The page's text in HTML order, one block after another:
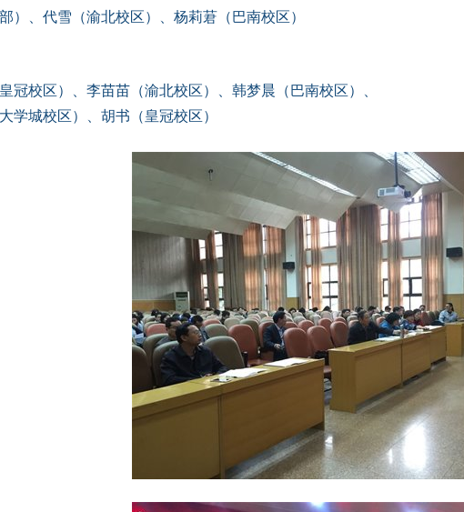
）、代雪（渝北校区）、杨莉莙（巴南校区）
冠校区）、李苗苗（渝北校区）、韩梦晨（巴南校区）、
学城校区）、胡书（皇冠校区）